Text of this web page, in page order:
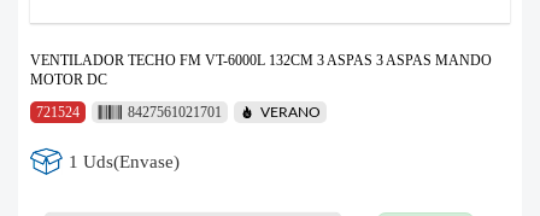
VENTILADOR TECHO FM VT-6000L 132CM 3 ASPAS 3 ASPAS MANDO
MOTOR DC
721524
8427561021701 VERANO
1 Uds(Envase)